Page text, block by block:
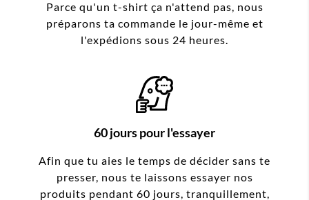
Parce qu'un t-shirt ça n'attend pas, nous
préparons ta commande le jour-même et
l'expédions sous 24 heures.
60 jours pour l'essayer
Afin que tu aies le temps de décider sans te
presser, nous te laissons essayer nos
produits pendant 60 jours, tranquillement,